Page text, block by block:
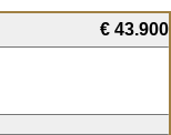
€ 43.900